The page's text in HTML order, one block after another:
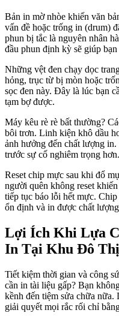
Bản in mờ nhòe khiến văn
vấn đề hoặc trống in (drum)
phun bị tắc là nguyên nhân
đầu phun định kỳ sẽ giúp
Những vệt đen chạy dọc
hỏng, trục từ bị mòn hoặc
sọc đen này. Đây là lúc bạn
tạm bợ được.
Máy kêu rè rè bất thường?
bôi trơn. Linh kiện khô dầu
ảnh hưởng đến chất lượng
trước sự cố nghiêm trọng hơn.
Reset chip mực sau khi đổ
người quên không reset
tiếp tục báo lỗi hết mực.
ổn định và in được chất
Lợi Ích Khi Lựa
In Tại Khu Đô
Tiết kiệm thời gian và công
cần in tài liệu gấp? Bạn
kềnh đến tiệm sửa chữa
giải quyết mọi rắc rối chỉ